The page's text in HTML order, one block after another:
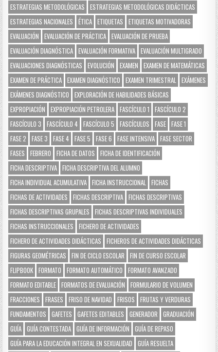
ESTRATEGIAS METODOLÓGICAS
ESTRATEGIAS METODOLÓGICAS DIDÁCTICAS
ESTRATEGIAS NACIONALES
ÉTICA ETIQUETAS
ETIQUETAS MOTIVADORAS
EVALUACIÓN
EVALUACIÓN DE PRÁCTICA EVALUACIÓN DE PRUEBA
EVALUACIÓN DIAGNÓSTICA EVALUACIÓN FORMATIVA EVALUACIÓN MULTIGRADO
EVALUACIONES DIAGNÓSTICAS
EVOLUCIÓN EXAMEN
EXAMEN DE MATEMÁTICAS
EXAMEN DE PRÁCTICA EXAMEN DIAGNÓSTICO EXAMEN TRIMESTRAL
EXÁMENES
EXÁMENES DIAGNÓSTICO
EXPLORACIÓN DE HABILIDADES BÁSICAS
EXPROPIACIÓN
EXPROPIACIÓN PETROLERA FASCÍCULO 1
FASCÍCULO 2
FASCÍCULO 3
FASCÍCULO 4 FASCÍCULO 5 FASCÍCULOS FASE FASE 1
FASE 2
FASE 3 FASE 4 FASE 5 FASE 6 FASE INTENSIVA FASE SECTOR
FASES
FEBRERO FICHA DE DATOS
FICHA DE IDENTIFICACIÓN
FICHA DESCRIPTIVA FICHA DESCRIPTIVA DEL ALUMNO
FICHA INDIVIDUAL ACUMULATIVA FICHA INSTRUCCIONAL
FICHAS
FICHAS DE ACTIVIDADES
FICHAS DESCRIPTIVA FICHAS DESCRIPTIVAS
FICHAS DESCRIPTIVAS GRUPALES
FICHAS DESCRIPTIVAS INDIVIDUALES
FICHAS INSTRUCCIONALES
FICHERO DE ACTIVIDADES
FICHERO DE ACTIVIDADES DIDÁCTICAS
FICHEROS DE ACTIVIDADES DIDÁCTICAS
FIGURAS GEOMÉTRICAS
FIN DE CICLO ESCOLAR
FIN DE CURSO ESCOLAR
FLIPBOOK FORMATO FORMATO AUTOMÁTICO
FORMATO AVANZADO
FORMATO EDITABLE FORMATOS DE EVALUACIÓN
FORMULARIO DE VOLUMEN
FRACCIONES
FRASES FRISO DE NAVIDAD FRISOS
FRUTAS Y VERDURAS
FUNDAMENTOS
GAFETES GAFETES EDITABLES GENERADOR
GRADUACIÓN
GUÍA GUÍA CONTESTADA GUÍA DE INFORMACIÓN
GUÍA DE REPASO
GUÍA PARA LA EDUCACIÓN INTEGRAL EN SEXUALIDAD
GUÍA RESUELTA